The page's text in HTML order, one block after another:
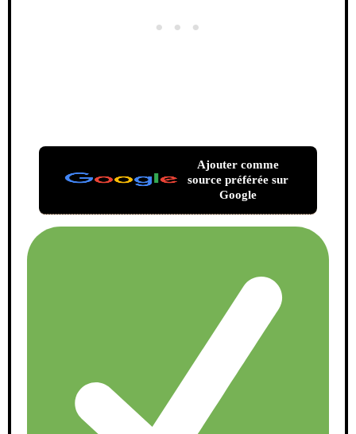
Ajouter comme
source préférée sur
Google